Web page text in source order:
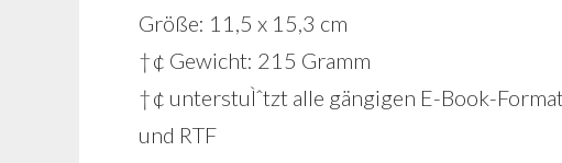
Größe: 11,5 x 15,3 cm
†¢ Gewicht: 215 Gramm
†¢ unterstuÌˆtzt alle gängigen E-Book-
und RTF